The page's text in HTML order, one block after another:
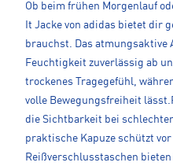
Ob beim frühen Morgenlauf
It Jacke von adidas bietet dir
brauchst. Das atmungsaktive
Feuchtigkeit zuverlässig ab
trockenes Tragegefühl,
volle Bewegungsfreiheit
die Sichtbarkeit bei
praktische Kapuze schützt vor
Reißverschlusstaschen